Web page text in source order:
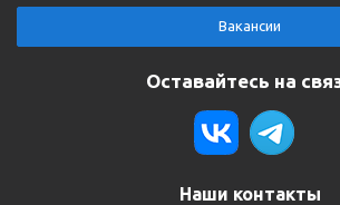
Вакансии
Оставайтесь на
Наши контакты